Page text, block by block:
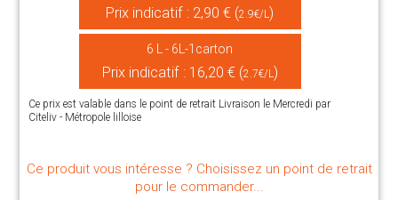
Prix indicatif : 2,90 € (2.9€/L)
6 L - 6L-1carton
Prix indicatif : 16,20 € (2.7€/L)
Ce prix est valable dans le point de retrait Livraison le Mercredi par
Citeliv - Métropole lilloise
Ce produit vous intéresse ? Choisissez un point de retrait
pour le commander...